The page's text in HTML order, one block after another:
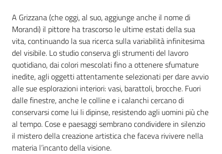
A Grizzana (che oggi, al suo, aggiunge anche il nome di
Morandi) il pittore ha trascorso le ultime estati della sua
vita, continuando la sua ricerca sulla variabilità infinitesima
del visibile. Lo studio conserva gli strumenti del lavoro
quotidiano, dai colori mescolati fino a ottenere sfumature
inedite, agli oggetti attentamente selezionati per dare avvio
alle sue esplorazioni interiori: vasi, barattoli, brocche. Fuori
dalle finestre, anche le colline e i calanchi cercano di
conservarsi come lui li dipinse, resistendo agli uomini più che
al tempo. Cose e paesaggi sembrano condividere in silenzio
il mistero della creazione artistica che faceva rivivere nella
materia l’incanto della visione.